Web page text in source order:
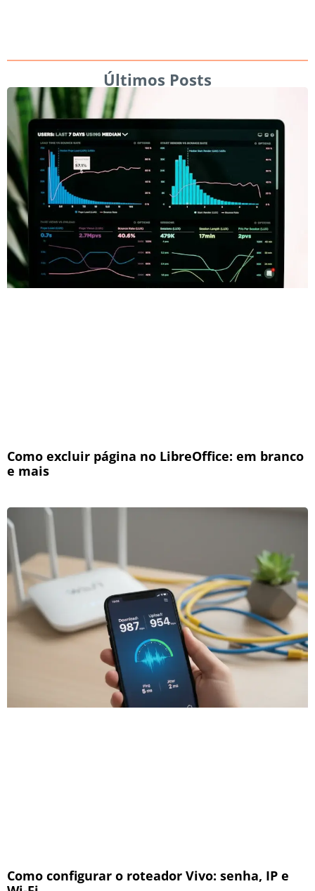
Últimos Posts
Como excluir página no LibreOffice: em branco
e mais
Como configurar o roteador Vivo: senha, IP e